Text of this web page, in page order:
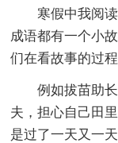
寒假中我阅
成语都有一个小
们在看故事的过
例如拔苗助
夫，担心自己田
是过了一天又一